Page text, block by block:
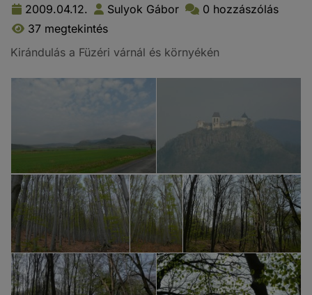
2009.04.12. Sulyok Gábor
0 hozzászólás
37 megtekintés
Kirándulás a Füzéri várnál és környékén